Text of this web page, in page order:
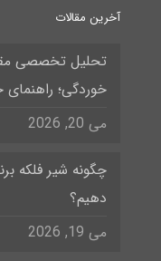
آخرین مقالات
تحلیل تخصصی
خوردگی؛
می 20, 2026
چگونه شیر فلکه
دهیم؟
می 19, 2026